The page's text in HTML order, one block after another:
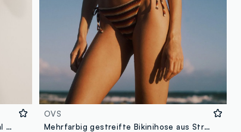
Grüne Swim-Briefs aus Stretchmaterial mit seitlicher Raffung
OVS
Mehrfarbig gestreifte Bikinihose aus Stretchmaterial